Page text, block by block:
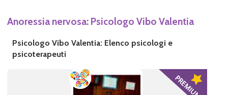
Anoressia nervosa: Psicologo Vibo Valentia
Psicologo Vibo Valentia: Elenco psicologi e
psicoterapeuti